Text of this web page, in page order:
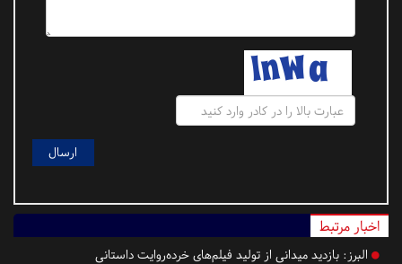
اخبار مرتبط
البرز: بازدید میدانی از تولید فیلم‌های خرده‌روایت داستانی